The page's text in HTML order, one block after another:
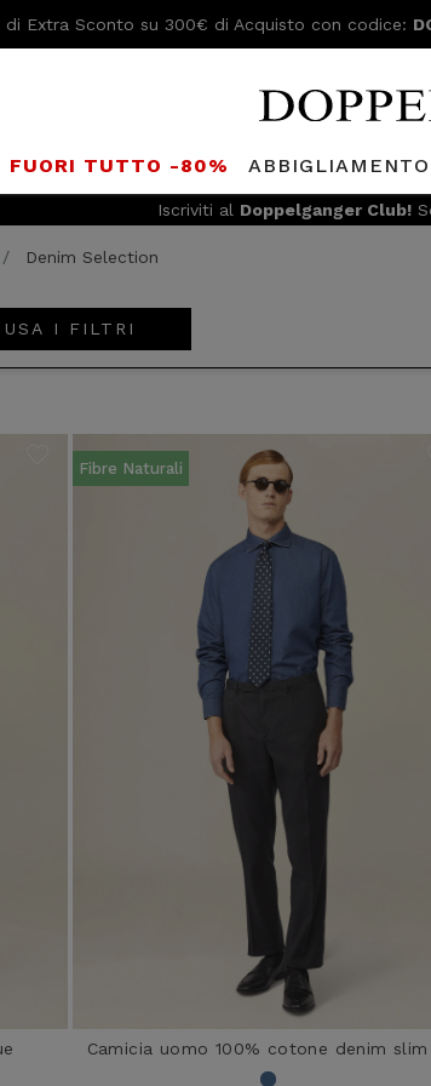
di Extra Sconto su 300€ di Acquisto con codice:
FUORI TUTTO -80% ABBIGLIAMENTO
Iscriviti al Doppelganger Club!
Denim Selection
USA I FILTRI
Fibre Naturali
Camicia uomo 100% cotone denim